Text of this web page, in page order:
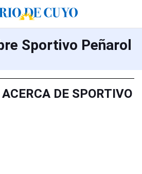
Sportivo Peñarol
DE SPORTIVO